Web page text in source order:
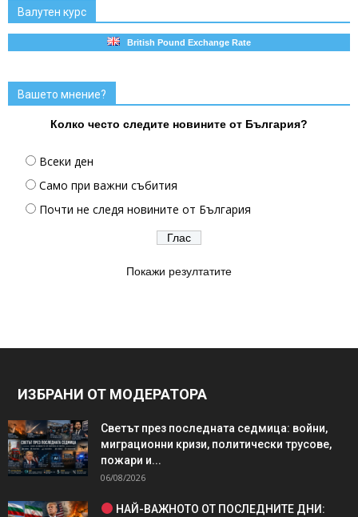
Валутен курс
British Pound Exchange Rate
Вашето мнение?
Колко често следите новините от България?
Всеки ден
Само при важни събития
Почти не следя новините от България
Покажи резултатите
ИЗБРАНИ ОТ МОДЕРАТОРА
Светът през последната седмица: войни,
миграционни кризи, политически трусове,
пожари и...
06/08/2026
НАЙ-ВАЖНОТО ОТ ПОСЛЕДНИТЕ ДНИ: